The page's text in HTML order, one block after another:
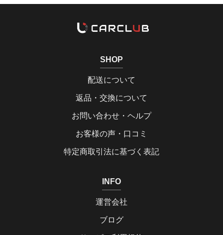
SHOP
配送について
返品・交換について
お問い合わせ・ヘルプ
お客様の声・口コミ
特定商取引法に基づく表記
INFO
運営会社
ブログ